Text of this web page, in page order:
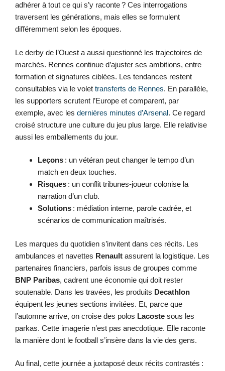
adhérer à tout ce qui s’y raconte ? Ces interrogations
traversent les générations, mais elles se formulent
différemment selon les époques.
Le derby de l’Ouest a aussi questionné les trajectoires de
marchés. Rennes continue d’ajuster ses ambitions, entre
formation et signatures ciblées. Les tendances restent
consultables via le volet transferts de Rennes. En parallèle,
les supporters scrutent l’Europe et comparent, par
exemple, avec les dernières minutes d’Arsenal. Ce regard
croisé structure une culture du jeu plus large. Elle relativise
aussi les emballements du jour.
Leçons : un vétéran peut changer le tempo d’un
match en deux touches.
Risques : un conflit tribunes-joueur colonise la
narration d’un club.
Solutions : médiation interne, parole cadrée, et
scénarios de communication maîtrisés.
Les marques du quotidien s’invitent dans ces récits. Les
ambulances et navettes Renault assurent la logistique. Les
partenaires financiers, parfois issus de groupes comme
BNP Paribas, cadrent une économie qui doit rester
soutenable. Dans les travées, les produits Decathlon
équipent les jeunes sections invitées. Et, parce que
l’automne arrive, on croise des polos Lacoste sous les
parkas. Cette imagerie n’est pas anecdotique. Elle raconte
la manière dont le football s’insère dans la vie des gens.
Au final, cette journée a juxtaposé deux récits contrastés :